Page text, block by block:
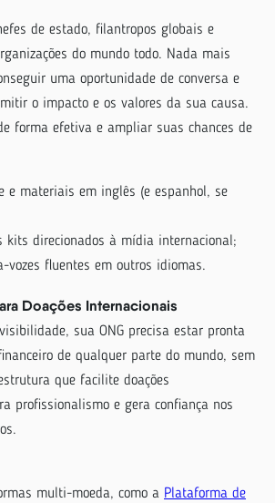
de estado, filantropos globais e
do mundo todo. Nada mais
uma oportunidade de conversa e
o impacto e os valores da sua causa.
forma efetiva e ampliar suas chances de
e materiais em inglês (e espanhol, se
kits direcionados à mídia internacional;
vozes fluentes em outros idiomas.
Doações Internacionais
sua ONG precisa estar pronta
de qualquer parte do mundo, sem
que facilite doações
profissionalismo e gera confiança nos
multi-moeda, como a Plataforma de